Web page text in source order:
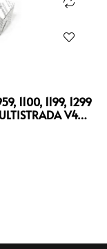
1100, 1199, 1299
V4…